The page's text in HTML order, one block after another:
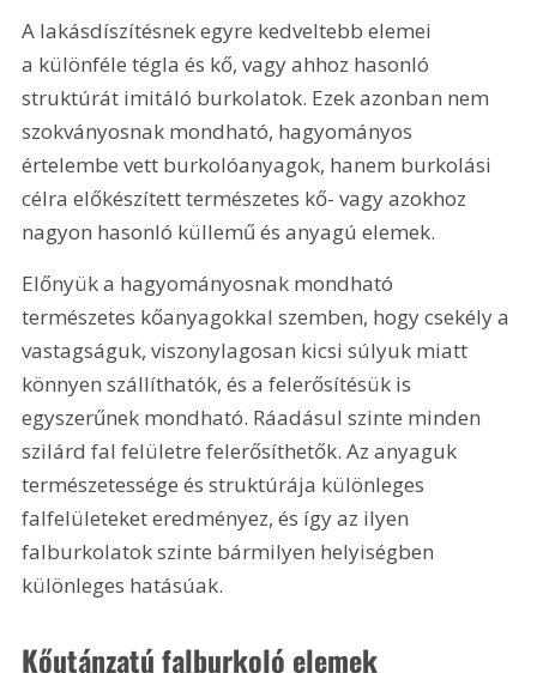
A lakásdíszítésnek egyre kedveltebb elemei
a különféle tégla és kő, vagy ahhoz hasonló
struktúrát imitáló burkolatok. Ezek azonban nem
szokványosnak mondható, hagyományos
értelembe vett burkolóanyagok, hanem burkolási
célra előkészített természetes kő- vagy azokhoz
nagyon hasonló küllemű és anyagú elemek.
Előnyük a hagyományosnak mondható
természetes kőanyagokkal szemben, hogy csekély a
vastagságuk, viszonylagosan kicsi súlyuk miatt
könnyen szállíthatók, és a felerősítésük is
egyszerűnek mondható. Ráadásul szinte minden
szilárd fal felületre felerősíthetők. Az anyaguk
természetessége és struktúrája különleges
falfelületeket eredményez, és így az ilyen
falburkolatok szinte bármilyen helyiségben
különleges hatásúak.
Kőutánzatú falburkoló elemek